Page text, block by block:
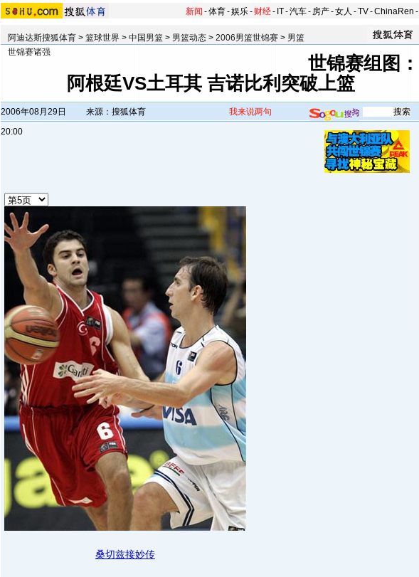
新闻 -体育-娱乐- 财经- IT-汽车- 房产-女人 -TV-ChinaRen -
阿迪达斯搜狐体育 > 篮球世界 > 中国男篮 > 男篮动态 > 2006男篮世锦赛 > 男篮
世锦赛诸强
世锦赛组图：
阿根廷VS土耳其 吉诺比利突破上篮
2006年08月29日
20:00
来源：搜狐体育 我来说两句
桑切兹接妙传